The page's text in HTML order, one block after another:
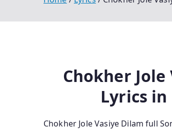
Chokher Jole
Lyrics in
Chokher Jole Vasiye Dilam full